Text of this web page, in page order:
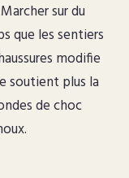
sur du
que les sentiers
modifie
soutient plus la
de choc